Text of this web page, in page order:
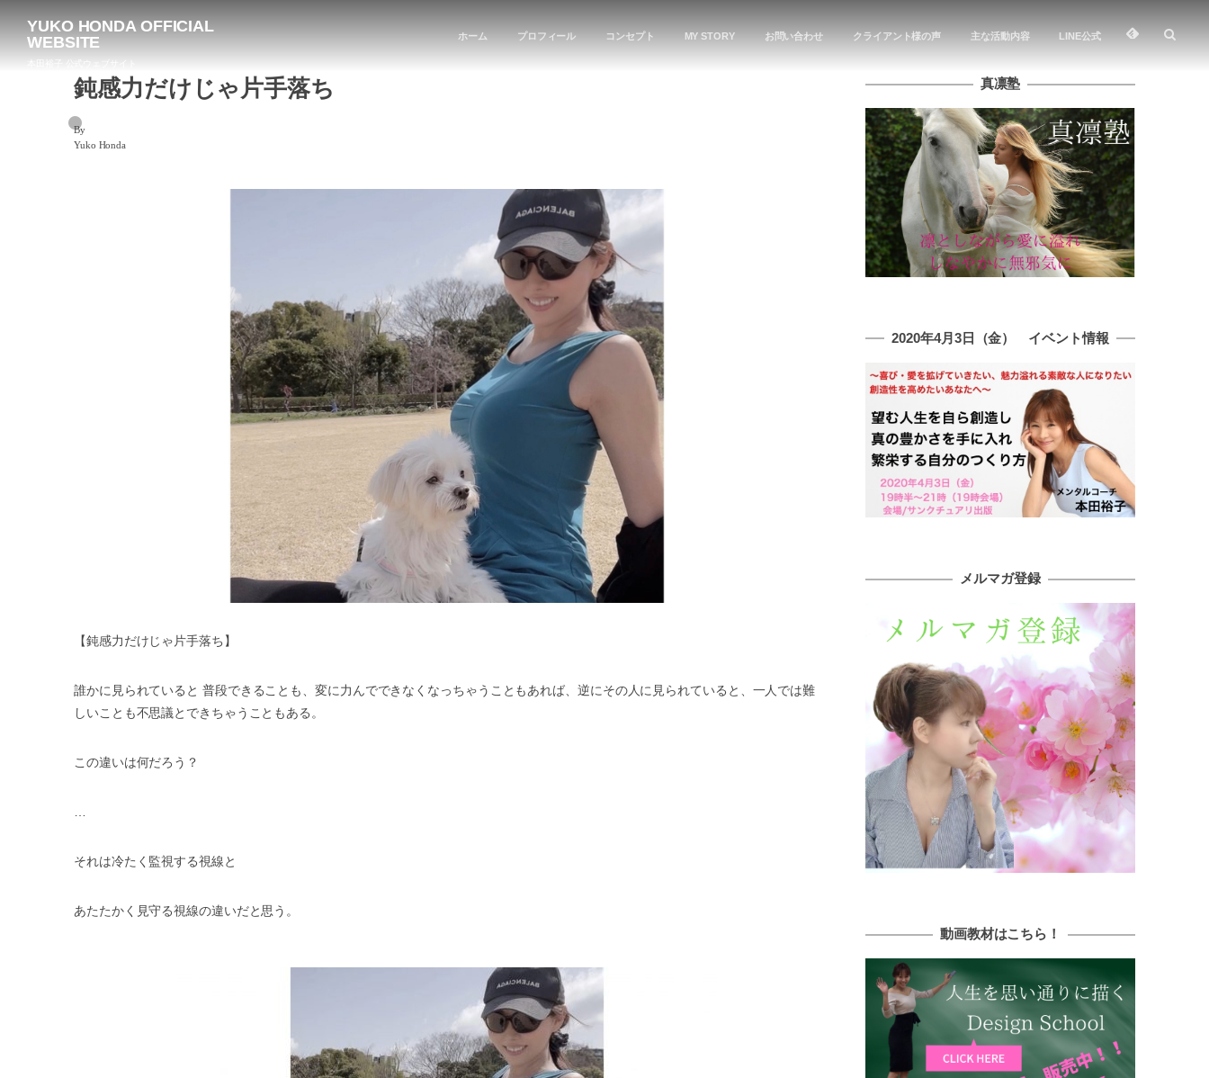
YUKO HONDA OFFICIAL
WEBSITE
ホーム プロフィール コンセプト MY STORY お問い合わせ クライアント様の声 主な活動内容 LINE公式
鈍感力だけじゃ片手落ち
By
Yuko Honda
【鈍感力だけじゃ片手落ち】
誰かに見られていると 普段できることも、変に力んでできなくなっちゃうこともあれば、逆にその人に見られていると、一人では難
しいことも不思議とできちゃうこともある。
この違いは何だろう？
それは冷たく監視する視線と
あたたかく見守る視線の違いだと思う。
真凛塾
2020年4月3日（金） イベント情報
メルマガ登録
動画教材はこちら！